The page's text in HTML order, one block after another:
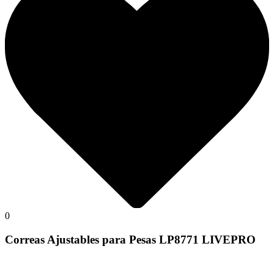
0
Correas Ajustables para Pesas LP8771 LIVEPRO